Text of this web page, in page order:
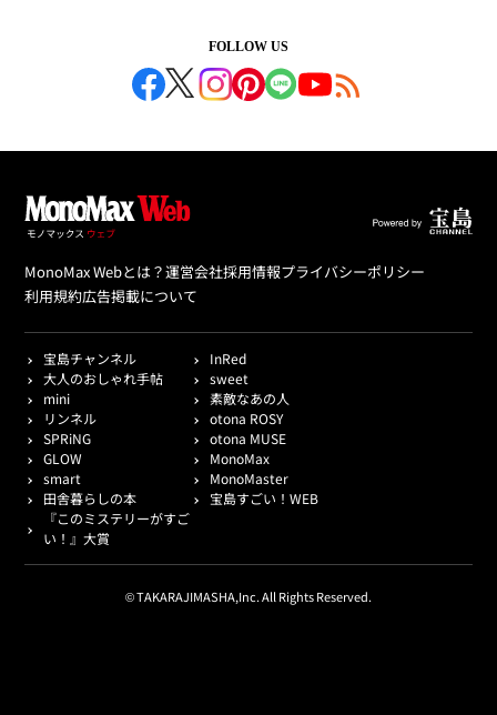
FOLLOW US
MonoMax Webとは？運営会社採用情報プライバシーポリシー
利用規約広告掲載について
宝島チャンネル
InRed
大人のおしゃれ手帖
sweet
mini
素敵なあの人
リンネル
otona ROSY
SPRiNG
otona MUSE
GLOW
MonoMax
smart
MonoMaster
田舎暮らしの本
宝島すごい！WEB
『このミステリーがすご
い！』大賞
© TAKARAJIMASHA,Inc. All Rights Reserved.